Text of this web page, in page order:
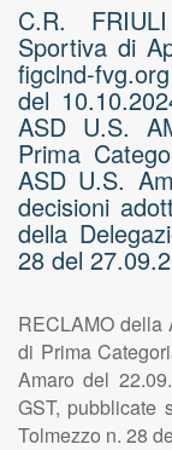
C.R.
Sportiva di
figclnd-
del
ASD U.S.
Prima
ASD U.S.
decisioni
della
28 del
RECLAMO della
di Prima
Amaro del
GST, pubblicate
Tolmezzo n. 28